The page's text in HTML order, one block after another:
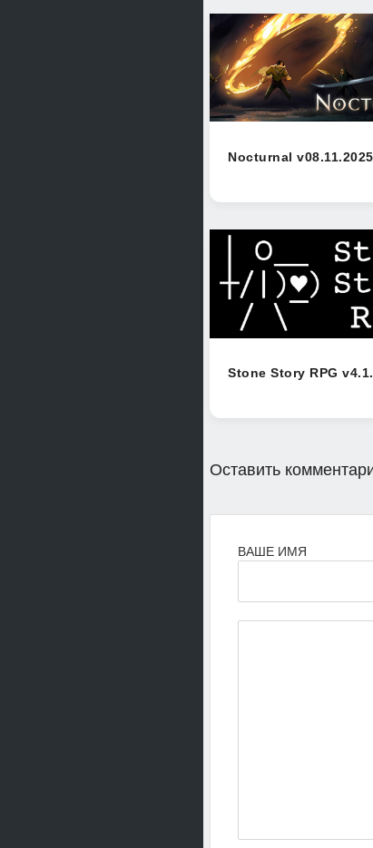
Nocturnal v08.11.2025
Stone Story RPG
Оставить
ВАШЕ ИМЯ